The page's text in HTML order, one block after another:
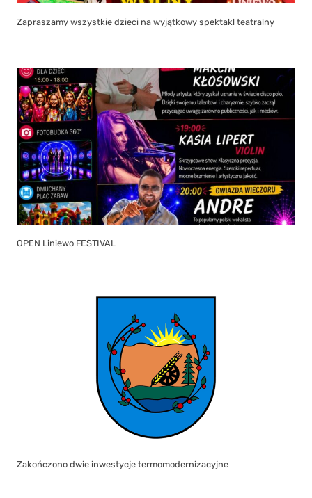
Zapraszamy wszystkie dzieci na wyjątkowy spektakl teatralny
OPEN Liniewo FESTIVAL
Zakończono dwie inwestycje termomodernizacyjne